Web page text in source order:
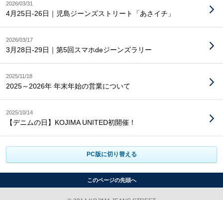
2026/03/31
4月25日-26日｜児島ジーンズストリート「あさイチ」
2026/03/17
3月28日-29日｜第5回スマホdeジーンズラリー
2025/11/18
2025～2026年 年末年始の営業について
2025/10/14
【デニムの日】KOJIMA UNITED初開催！
PC版に切り替える
このページの先頭へ